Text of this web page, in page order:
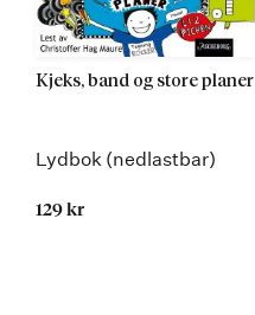
Kjeks, band og store planer
Lydbok (nedlastbar)
129 kr